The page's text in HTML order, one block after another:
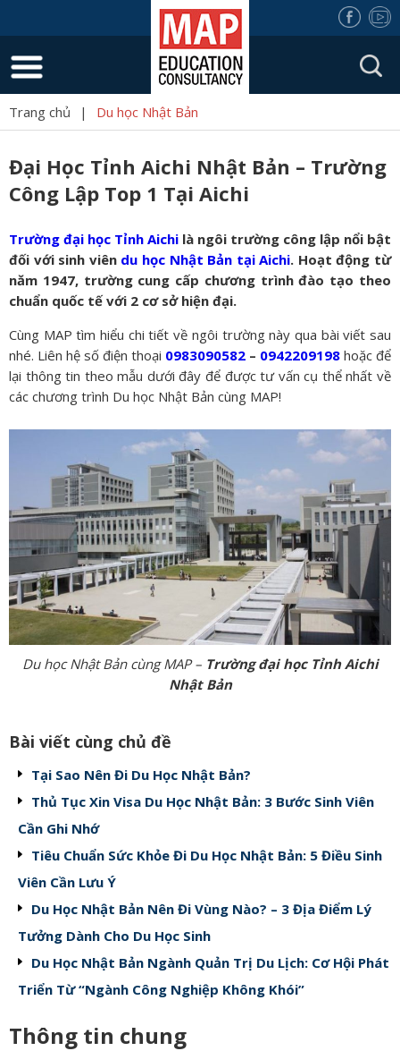
Trang chủ | Du học Nhật Bản
Đại Học Tỉnh Aichi Nhật Bản – Trường
Công Lập Top 1 Tại Aichi
Trường đại học Tỉnh Aichi là ngôi trường công lập nổi bật
đối với sinh viên du học Nhật Bản tại Aichi. Hoạt động từ
năm 1947, trường cung cấp chương trình đào tạo theo
chuẩn quốc tế với 2 cơ sở hiện đại.
Cùng MAP tìm hiểu chi tiết về ngôi trường này qua bài viết sau
nhé. Liên hệ số điện thoại 0983090582 – 0942209198 hoặc để
lại thông tin theo mẫu dưới đây để được tư vấn cụ thể nhất về
các chương trình Du học Nhật Bản cùng MAP!
Du học Nhật Bản cùng MAP – Trường đại học Tỉnh Aichi
Nhật Bản
Bài viết cùng chủ đề
Tại Sao Nên Đi Du Học Nhật Bản?
Thủ Tục Xin Visa Du Học Nhật Bản: 3 Bước Sinh Viên
Cần Ghi Nhớ
Tiêu Chuẩn Sức Khỏe Đi Du Học Nhật Bản: 5 Điều Sinh
Viên Cần Lưu Ý
Du Học Nhật Bản Nên Đi Vùng Nào? – 3 Địa Điểm Lý
Tưởng Dành Cho Du Học Sinh
Du Học Nhật Bản Ngành Quản Trị Du Lịch: Cơ Hội Phát
Triển Từ “Ngành Công Nghiệp Không Khói”
Thông tin chung